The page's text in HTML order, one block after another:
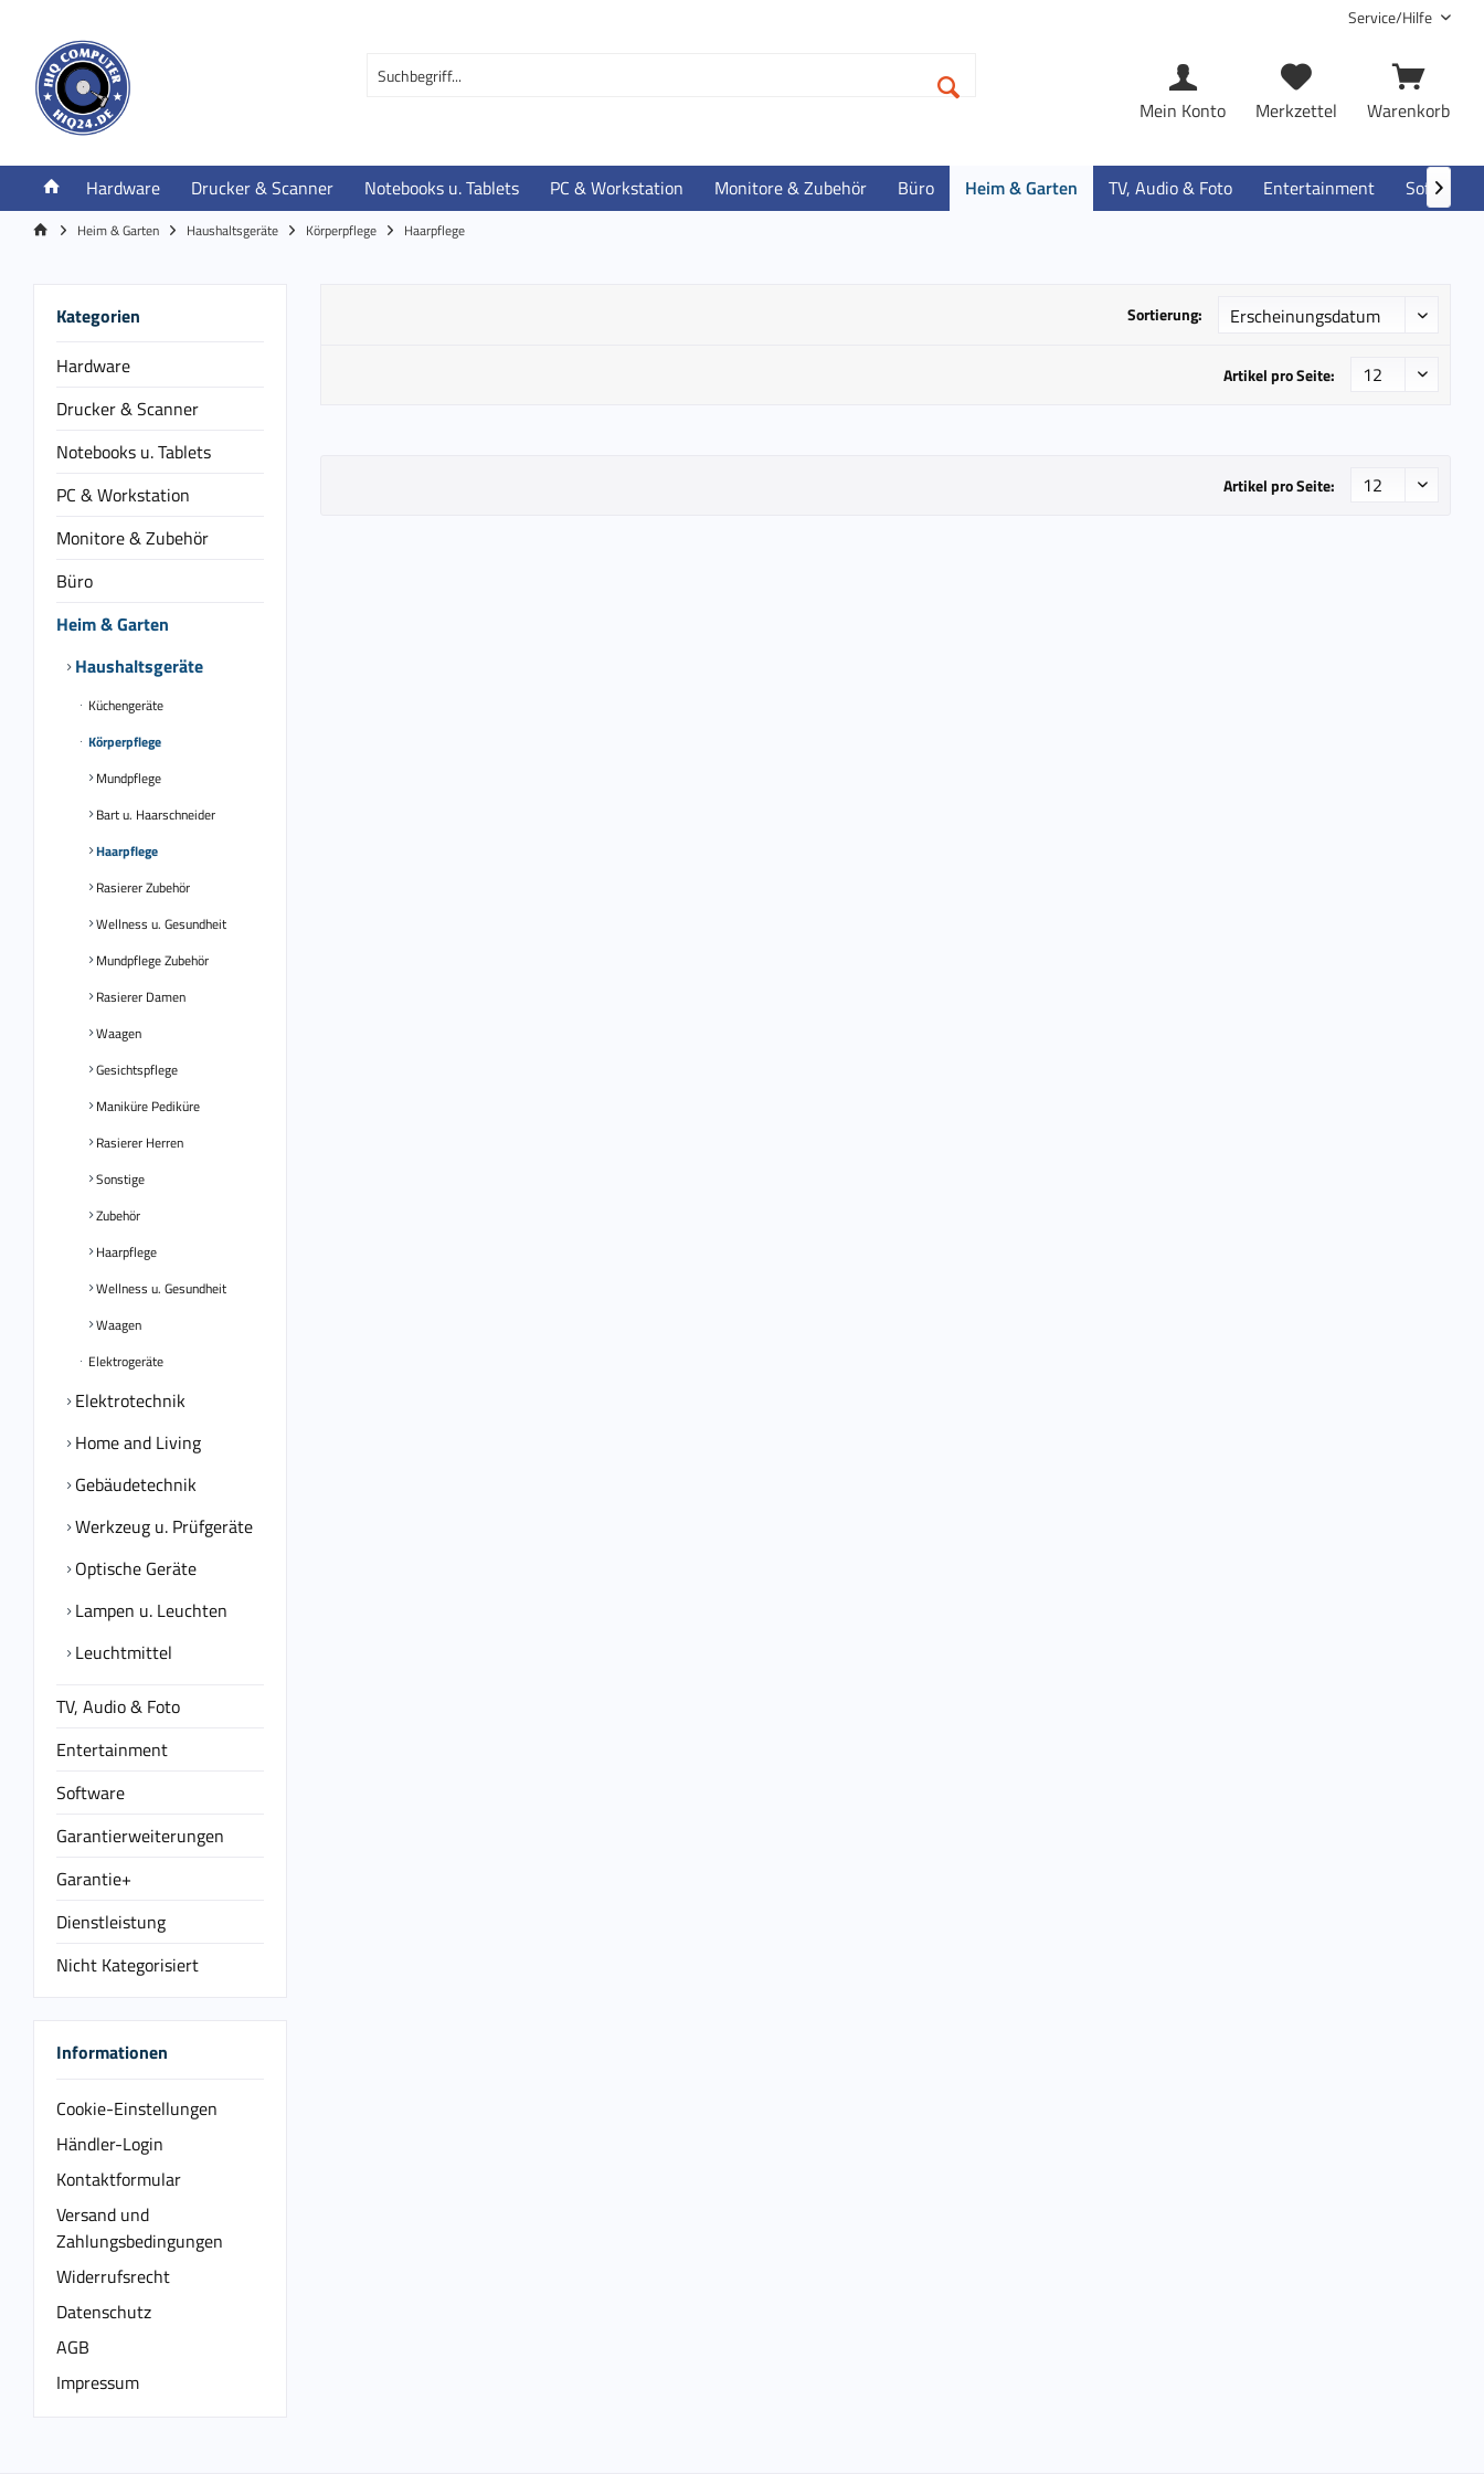
Service/Hilfe
Warenkorb
Merkzettel
Mein Konto
Hardware Drucker & Scanner Notebooks u. Tablets PC & Workstation Monitore & Zubehör Büro Heim & Garten TV, Audio & Foto Entertainment Software

Heim & Garten Haushaltsgeräte Körperpflege Haarpflege
Kategorien
Hardware
Drucker & Scanner
Notebooks u. Tablets
PC & Workstation
Monitore & Zubehör
Büro
Heim & Garten
Haushaltsgeräte
Küchengeräte
Körperpflege
Mundpflege
Bart u. Haarschneider
Haarpflege
Rasierer Zubehör
Wellness u. Gesundheit
Mundpflege Zubehör
Rasierer Damen
Waagen
Gesichtspflege
Maniküre Pediküre
Rasierer Herren
Sonstige
Zubehör
Haarpflege
Wellness u. Gesundheit
Waagen
Elektrogeräte
Elektrotechnik
Home and Living
Gebäudetechnik
Werkzeug u. Prüfgeräte
Optische Geräte
Lampen u. Leuchten
Leuchtmittel
TV, Audio & Foto
Entertainment
Software
Garantierweiterungen
Garantie+
Dienstleistung
Nicht Kategorisiert
Informationen
Cookie-Einstellungen
Händler-Login
Kontaktformular
Versand und
Zahlungsbedingungen
Widerrufsrecht
Datenschutz
AGB
Impressum
Sortierung:
Artikel pro Seite:
Artikel pro Seite: